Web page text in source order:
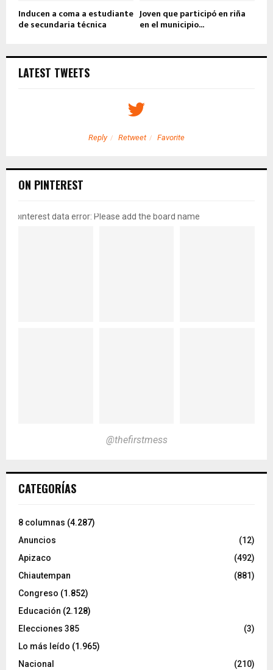
Inducen a coma a estudiante
de secundaria técnica
Joven que participó en riña
en el municipio...
LATEST TWEETS
Reply Retweet Favorite
ON PINTEREST
pinterest data error: Please add the board name
@thefirstmess
CATEGORÍAS
8 columnas (4.287)
Anuncios
(12)
Apizaco
(492)
Chiautempan
(881)
Congreso (1.852)
Educación (2.128)
Elecciones 385
(3)
Lo más leído (1.965)
Nacional
(210)